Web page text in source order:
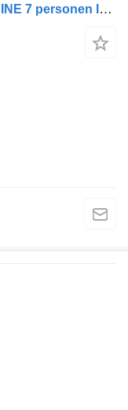
Peugeot Boxer L2H2 DUBBEL CABINE 7 personen IMPERIAAL